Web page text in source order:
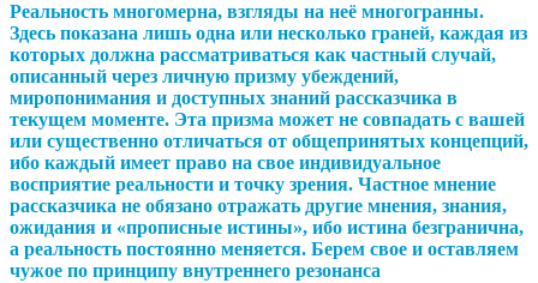
Реальность многомерна, взгляды на неё многогранны.
Здесь показана лишь одна или несколько граней, каждая из
которых должна рассматриваться как частный случай,
описанный через личную призму убеждений,
миропонимания и доступных знаний рассказчика в
текущем моменте. Эта призма может не совпадать с вашей
или существенно отличаться от общепринятых концепций,
ибо каждый имеет право на свое индивидуальное
восприятие реальности и точку зрения. Частное мнение
рассказчика не обязано отражать другие мнения, знания,
ожидания и «прописные истины», ибо истина безгранична,
а реальность постоянно меняется. Берем свое и оставляем
чужое по принципу внутреннего резонанса